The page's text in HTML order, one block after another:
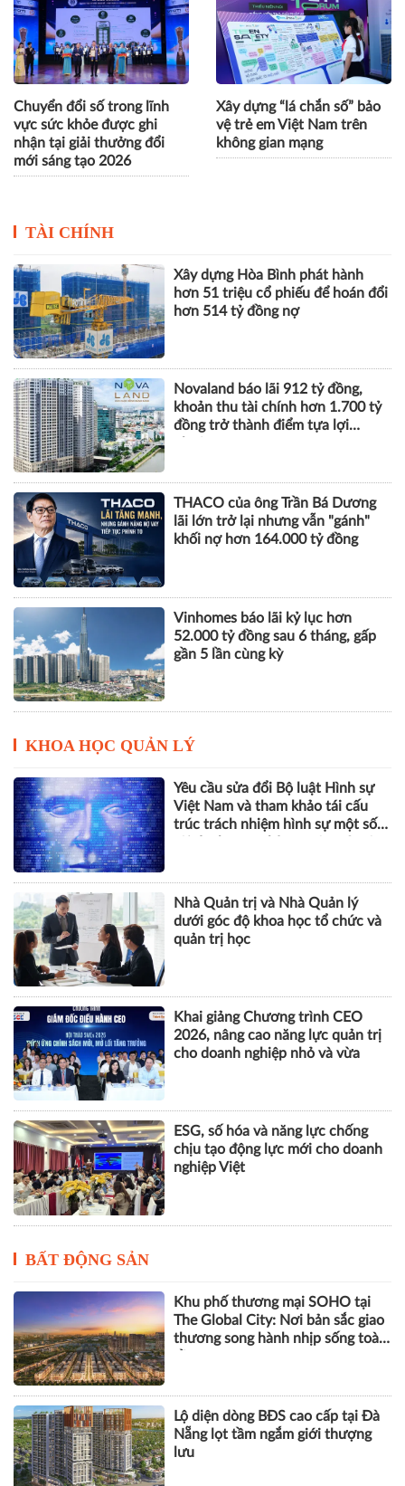
Chuyển đổi số trong lĩnh
vực sức khỏe được ghi
nhận tại giải thưởng đổi
mới sáng tạo 2026
Xây dựng “lá chắn số” bảo
vệ trẻ em Việt Nam trên
không gian mạng
TÀI CHÍNH
Xây dựng Hòa Bình phát hành
hơn 51 triệu cổ phiếu để hoán đổi
hơn 514 tỷ đồng nợ
Novaland báo lãi 912 tỷ đồng,
khoản thu tài chính hơn 1.700 tỷ
đồng trở thành điểm tựa lợi
THACO của ông Trần Bá Dương
lãi lớn trở lại nhưng vẫn "gánh"
khối nợ hơn 164.000 tỷ đồng
Vinhomes báo lãi kỷ lục hơn
52.000 tỷ đồng sau 6 tháng, gấp
gần 5 lần cùng kỳ
KHOA HỌC QUẢN LÝ
Yêu cầu sửa đổi Bộ luật Hình sự
Việt Nam và tham khảo tái cấu
trúc trách nhiệm hình sự một số
Nhà Quản trị và Nhà Quản lý
dưới góc độ khoa học tổ chức và
quản trị học
Khai giảng Chương trình CEO
2026, nâng cao năng lực quản trị
cho doanh nghiệp nhỏ và vừa
ESG, số hóa và năng lực chống
chịu tạo động lực mới cho doanh
nghiệp Việt
BẤT ĐỘNG SẢN
Khu phố thương mại SOHO tại
The Global City: Nơi bản sắc giao
thương song hành nhịp sống toàn
Lộ diện dòng BĐS cao cấp tại Đà
Nẵng lọt tầm ngắm giới thượng
lưu